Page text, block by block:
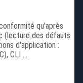
qu'après
(lecture des défauts
d'application :
CLI ...